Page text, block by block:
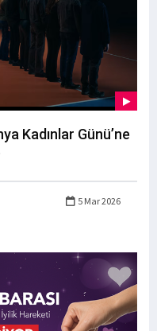
Kadınlar Günü’ne
5 Mar 2026